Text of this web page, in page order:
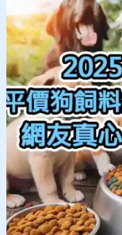
防
掙
脫
設
計，
讓
遛
狗
更
安
心！